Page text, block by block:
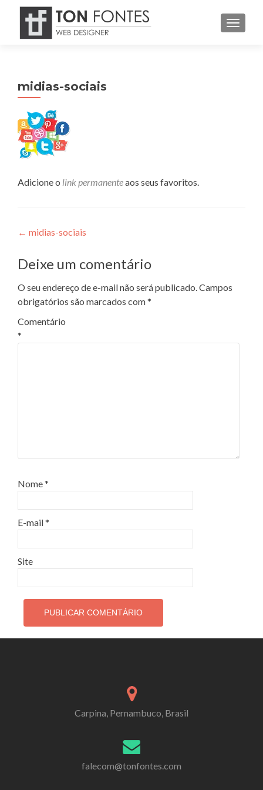
midias-sociais
Adicione o link permanenteaos seus favoritos.
Navegação
de
Post
← midias-sociais
Deixe um comentário
O seu endereço de e-mail não será publicado.Campos
obrigatórios são marcados com*
Comentário
*
Nome*
E-mail*
Site
Carpina, Pernambuco, Brasil
falecom@tonfontes.com